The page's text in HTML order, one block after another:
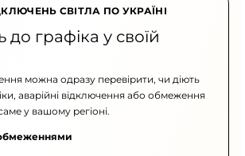
СВІТЛА ПО УКРАЇНІ
до графіка у своїй
можна одразу перевірити, чи діють
аварійні відключення або обмеження
у вашому регіоні.